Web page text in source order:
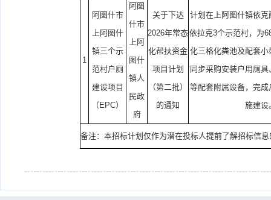
1
阿图什市
上阿图什
镇三个示
范村户厕
建设项目
（EPC）
阿图
什市
上阿
图什
镇人
民政
府
关于下达
2026年常态
化帮扶资金
项目计划
（第二批）
的通知
计划在上阿图什镇依
依拉克3个示范村，为
化三格化粪池及配套
同步采购安装户用厕
等配套附属设备，完
施建设
备注：本招标计划仅作为潜在投标人提前了解招标信